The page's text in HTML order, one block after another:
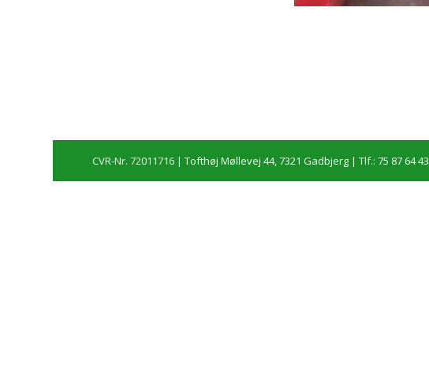
CVR-Nr. 72011716 |Tofthøj Møllevej 44, 7321 Gadbjerg | Tlf.:75 87 64 43